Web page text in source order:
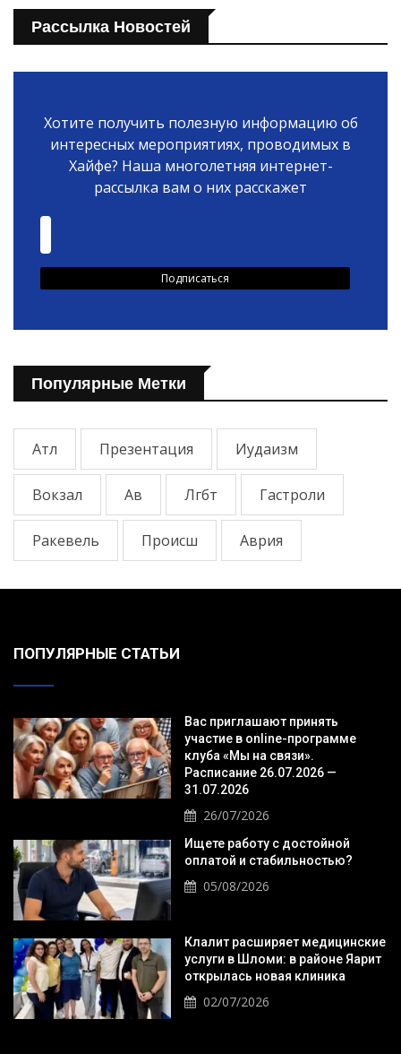
Рассылка Новостей
Хотите получить полезную информацию об
интересных мероприятиях, проводимых в
Хайфе? Наша многолетняя интернет-
рассылка вам о них расскажет
Популярные Метки
Атл Презентация Иудаизм
Вокзал Ав Лгбт Гастроли
Ракевель Происш Аврия
ПОПУЛЯРНЫЕ СТАТЬИ
Вас приглашают принять
участие в online-программе
клуба «Мы на связи».
Расписание 26.07.2026 —
31.07.2026
26/07/2026
Ищете работу с достойной
оплатой и стабильностью?
05/08/2026
Клалит расширяет медицинские
услуги в Шломи: в районе Яарит
открылась новая клиника
02/07/2026